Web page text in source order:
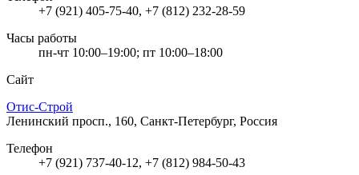
+7 (921) 405-75-40, +7 (812) 232-28-59
Часы работы
пн-чт 10:00–19:00; пт 10:00–18:00
Сайт
Отис-Строй
Ленинский просп., 160, Санкт-Петербург, Россия
Телефон
+7 (921) 737-40-12, +7 (812) 984-50-43